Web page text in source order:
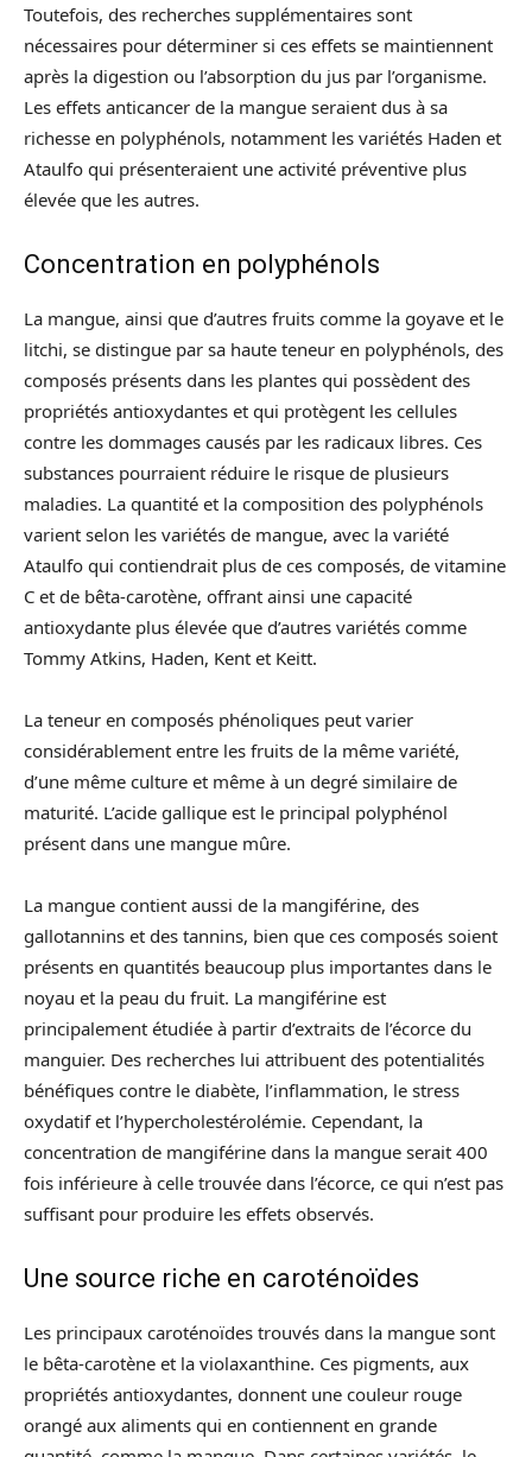
Toutefois, des recherches supplémentaires sont
nécessaires pour déterminer si ces effets se maintiennent
après la digestion ou l’absorption du jus par l’organisme.
Les effets anticancer de la mangue seraient dus à sa
richesse en polyphénols, notamment les variétés Haden et
Ataulfo qui présenteraient une activité préventive plus
élevée que les autres.
Concentration en polyphénols
La mangue, ainsi que d’autres fruits comme la goyave et le
litchi, se distingue par sa haute teneur en polyphénols, des
composés présents dans les plantes qui possèdent des
propriétés antioxydantes et qui protègent les cellules
contre les dommages causés par les radicaux libres. Ces
substances pourraient réduire le risque de plusieurs
maladies. La quantité et la composition des polyphénols
varient selon les variétés de mangue, avec la variété
Ataulfo qui contiendrait plus de ces composés, de vitamine
C et de bêta-carotène, offrant ainsi une capacité
antioxydante plus élevée que d’autres variétés comme
Tommy Atkins, Haden, Kent et Keitt.
La teneur en composés phénoliques peut varier
considérablement entre les fruits de la même variété,
d’une même culture et même à un degré similaire de
maturité. L’acide gallique est le principal polyphénol
présent dans une mangue mûre.
La mangue contient aussi de la mangiférine, des
gallotannins et des tannins, bien que ces composés soient
présents en quantités beaucoup plus importantes dans le
noyau et la peau du fruit. La mangiférine est
principalement étudiée à partir d’extraits de l’écorce du
manguier. Des recherches lui attribuent des potentialités
bénéfiques contre le diabète, l’inflammation, le stress
oxydatif et l’hypercholestérolémie. Cependant, la
concentration de mangiférine dans la mangue serait 400
fois inférieure à celle trouvée dans l’écorce, ce qui n’est pas
suffisant pour produire les effets observés.
Une source riche en caroténoïdes
Les principaux caroténoïdes trouvés dans la mangue sont
le bêta-carotène et la violaxanthine. Ces pigments, aux
propriétés antioxydantes, donnent une couleur rouge
orangé aux aliments qui en contiennent en grande